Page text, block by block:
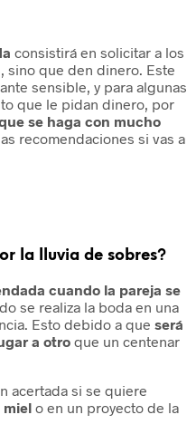
consistirá en solicitar a los
sino que den dinero. Este
sensible, y para algunas
que le pidan dinero, por
se haga con mucho
recomendaciones si vas a
la lluvia de sobres?
cuando la pareja se
se realiza la boda en una
Esto debido a que será
a otro que un centenar
acertada si se quiere
miel o en un proyecto de la